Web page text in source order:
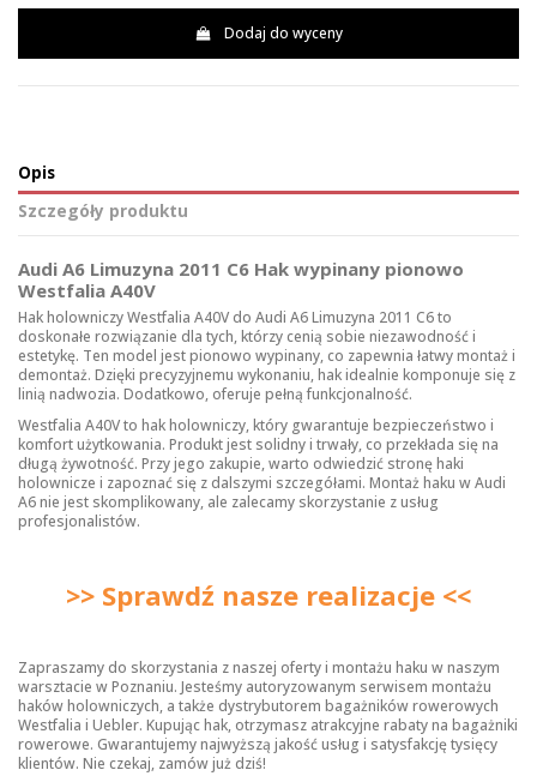
Dodaj do wyceny
Opis
Szczegóły produktu
Audi A6 Limuzyna 2011 C6 Hak wypinany pionowo
Westfalia A40V
Hak holowniczy Westfalia A40V do Audi A6 Limuzyna 2011 C6 to
doskonałe rozwiązanie dla tych, którzy cenią sobie niezawodność i
estetykę. Ten model jest pionowo wypinany, co zapewnia łatwy montaż i
demontaż. Dzięki precyzyjnemu wykonaniu, hak idealnie komponuje się z
linią nadwozia. Dodatkowo, oferuje pełną funkcjonalność.
Westfalia A40V to hak holowniczy, który gwarantuje bezpieczeństwo i
komfort użytkowania. Produkt jest solidny i trwały, co przekłada się na
długą żywotność. Przy jego zakupie, warto odwiedzić stronęhaki
holownicze i zapoznać się z dalszymi szczegółami. Montaż haku w Audi
A6 nie jest skomplikowany, ale zalecamy skorzystanie z usług
profesjonalistów.
>> Sprawdź nasze realizacje <<
Zapraszamy do skorzystania z naszej oferty i montażu haku w naszym
warsztacie w Poznaniu. Jesteśmy autoryzowanym serwisem montażu
haków holowniczych, a także dystrybutorem bagażników rowerowych
Westfalia i Uebler. Kupując hak, otrzymasz atrakcyjne rabaty na bagażniki
rowerowe. Gwarantujemy najwyższą jakość usług i satysfakcję tysięcy
klientów. Nie czekaj, zamów już dziś!